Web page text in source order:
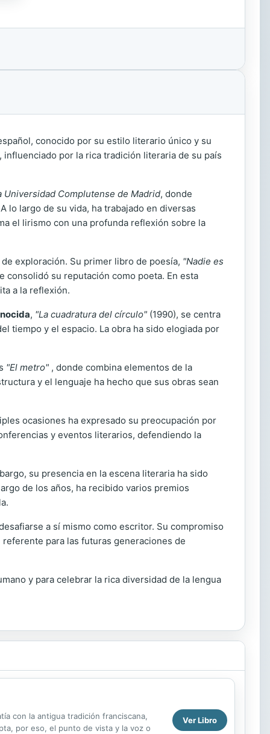
conocido por su estilo literario único y su
por la rica tradición literaria de su país
Universidad Complutense de Madrid, donde
lo largo de su vida, ha trabajado en diversas
el lirismo con una profunda reflexión sobre la
exploración. Su primer libro de poesía, "Nadie es
consolidó su reputación como poeta. En esta
a la reflexión.
, "La cuadratura del círculo" (1990), se centra
tiempo y el espacio. La obra ha sido elogiada por
"El metro" , donde combina elementos de la
y el lenguaje ha hecho que sus obras sean
ocasiones ha expresado su preocupación por
y eventos literarios, defendiendo la
su presencia en la escena literaria ha sido
de los años, ha recibido varios premios
a sí mismo como escritor. Su compromiso
para las futuras generaciones de
y para celebrar la rica diversidad de la lengua
con la antigua tradición franciscana,
por eso, el punto de vista y la voz o
Ver Libro